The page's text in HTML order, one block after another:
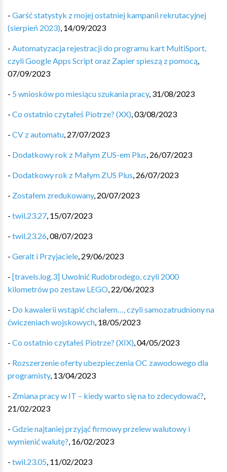
- Garść statystyk z mojej ostatniej kampanii rekrutacyjnej
(sierpień 2023), 14/09/2023
- Automatyzacja rejestracji do programu kart MultiSport,
czyli Google Apps Script oraz Zapier spieszą z pomocą,
07/09/2023
- 5 wniosków po miesiącu szukania pracy, 31/08/2023
- Co ostatnio czytałeś Piotrze? (XX),03/08/2023
- CV z automatu, 27/07/2023
- Dodatkowy rok z Małym ZUS-em Plus, 26/07/2023
- Dodatkowy rok z Małym ZUS Plus, 26/07/2023
- Zostałem zredukowany, 20/07/2023
- twil.23.27, 15/07/2023
- twil.23.26,08/07/2023
- Geralt i Przyjaciele, 29/06/2023
- [travels.log.3] Uwolnić Rudobrodego, czyli 2000
kilometrów po zestaw LEGO, 22/06/2023
- Do kawalerii wstąpić chciałem…, czyli samozatrudniony na
ćwiczeniach wojskowych, 18/05/2023
- Co ostatnio czytałeś Piotrze? (XIX),04/05/2023
- Rozszerzenie oferty ubezpieczenia OC zawodowego dla
programisty, 13/04/2023
- Zmiana pracy w IT – kiedy warto się na to zdecydować?,
21/02/2023
- Gdzie najtaniej przyjąć firmowy przelew walutowy i
wymienić walutę?, 16/02/2023
- twil.23.05, 11/02/2023